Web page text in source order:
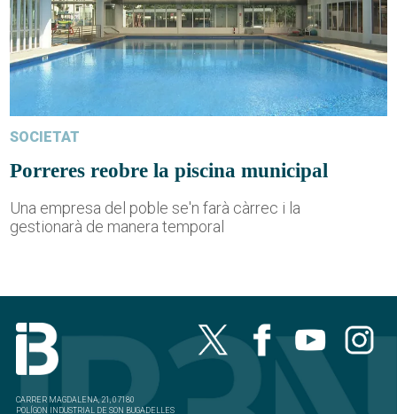
SOCIETAT
Porreres reobre la piscina municipal
Una empresa del poble se'n farà càrrec i la
gestionarà de manera temporal
CARRER MAGDALENA, 21, 07180
POLÍGON INDUSTRIAL DE SON BUGADELLES